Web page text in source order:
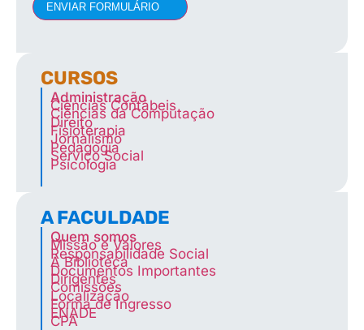
ENVIAR FORMULÁRIO
CURSOS
Administração
Ciências Contábeis
Ciências da Computação
Direito
Fisioterapia
Jornalismo
Pedagogia
Serviço Social
Psicologia
A FACULDADE
Quem somos
Missão e Valores
Responsabilidade Social
A Biblioteca
Documentos Importantes
Dirigentes
Comissões
Localização
Forma de Ingresso
ENADE
CPA